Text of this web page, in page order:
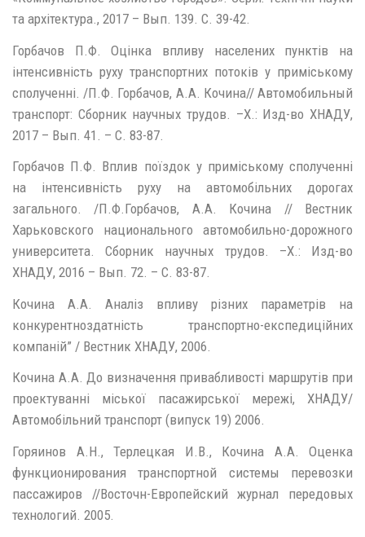
та архітектура., 2017 – Вып. 139. С. 39-42.
Горбачов П.Ф. Оцінка впливу населених пунктів на
інтенсивність руху транспортних потоків у приміському
сполученні. /П.Ф. Горбачов, А.А. Кочина// Автомобильный
транспорт: Сборник научных трудов. –Х.: Изд-во ХНАДУ,
2017 – Вып. 41. – C. 83-87.
Горбачов П.Ф. Вплив поїздок у приміському сполученні
на інтенсивність руху на автомобільних дорогах
загального. /П.Ф.Горбачов, А.А. Кочина // Вестник
Харьковского национального автомобильно-дорожного
университета. Сборник научных трудов. –Х.: Изд-во
ХНАДУ, 2016 – Вып. 72. – C. 83-87.
Кочина А.А. Аналіз впливу різних параметрів на
конкурентноздатність транспортно-експедиційних
компаній” / Вестник ХНАДУ, 2006.
Кочина А.А. До визначення привабливості маршрутів при
проектуванні міської пасажирської мережі, ХНАДУ/
Автомобільний транспорт (випуск 19) 2006.
Горяинов А.Н., Терлецкая И.В., Кочина А.А. Оценка
функционирования транспортной системы перевозки
пассажиров //Восточн-Европейский журнал передовых
технологий. 2005.